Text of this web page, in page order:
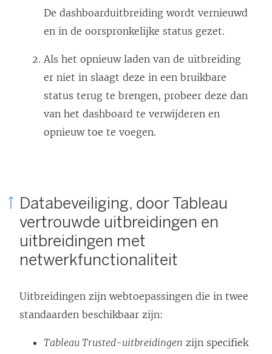
De dashboarduitbreiding wordt vernieuwd
en in de oorspronkelijke status gezet.
Als het opnieuw laden van de uitbreiding
er niet in slaagt deze in een bruikbare
status terug te brengen, probeer deze dan
van het dashboard te verwijderen en
opnieuw toe te voegen.
Databeveiliging, door Tableau
vertrouwde uitbreidingen en
uitbreidingen met
netwerkfunctionaliteit
Uitbreidingen zijn webtoepassingen die in twee
standaarden beschikbaar zijn:
Tableau Trusted-uitbreidingen zijn specifiek